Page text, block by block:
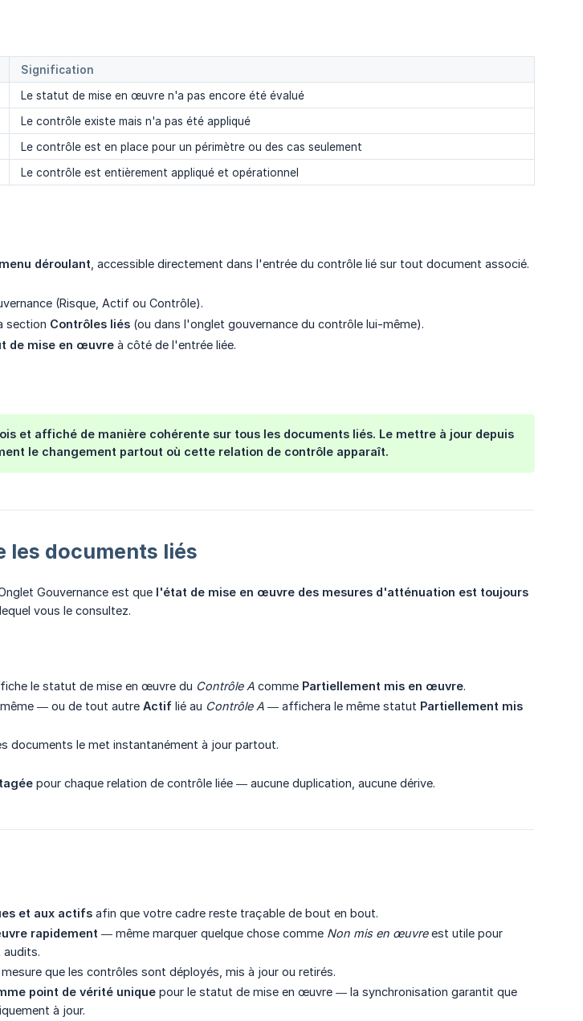
Signification
Le statut de mise en œuvre n'a pas encore été évalué
Le contrôle existe mais n'a pas été appliqué
Le contrôle est en place pour un périmètre ou des cas seulement
Le contrôle est entièrement appliqué et opérationnel
menu déroulant , accessible directement dans l'entrée du contrôle lié sur tout document associé.
(Risque, Actif ou Contrôle).
section Contrôles liés (ou dans l'onglet gouvernance du contrôle lui-même).
de mise en œuvre à côté de l'entrée liée.
et affiché de manière cohérente sur tous les documents liés. Le mettre à jour depuis
le changement partout où cette relation de contrôle apparaît.
les documents liés
Gouvernance est que l'état de mise en œuvre des mesures d'atténuation est toujours
vous le consultez.
le statut de mise en œuvre du Contrôle A comme Partiellement mis en œuvre.
— ou de tout autre Actif lié au Contrôle A — affichera le même statut Partiellement mis
documents le met instantanément à jour partout.
pour chaque relation de contrôle liée — aucune duplication, aucune dérive.
et aux actifs afin que votre cadre reste traçable de bout en bout.
rapidement — même marquer quelque chose comme Non mis en œuvreest utile pour
audits.
que les contrôles sont déployés, mis à jour ou retirés.
point de vérité unique pour le statut de mise en œuvre — la synchronisation garantit que
à jour.